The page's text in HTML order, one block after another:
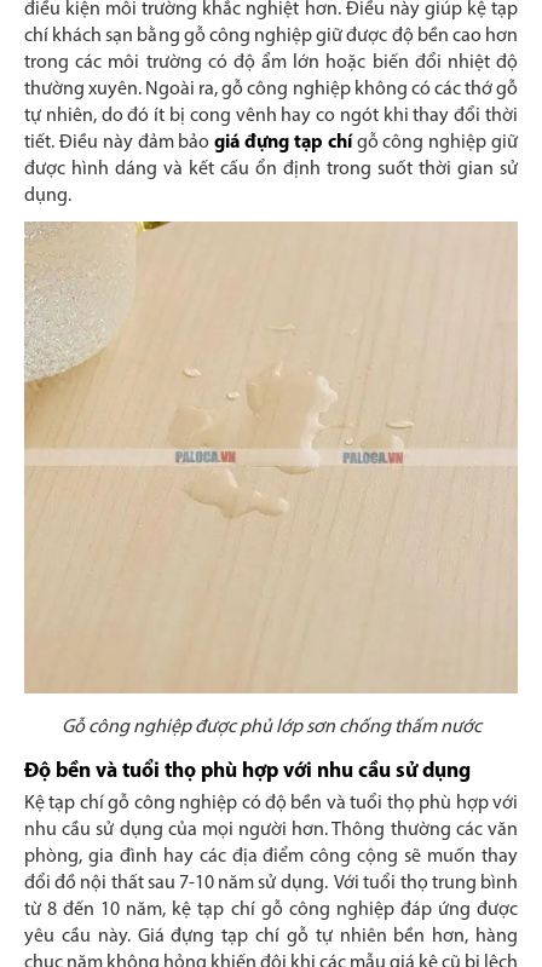
điều kiện môi trường khắc nghiệt hơn. Điều này giúp kệ tạp
chí khách sạn bằng gỗ công nghiệp giữ được độ bền cao hơn
trong các môi trường có độ ẩm lớn hoặc biến đổi nhiệt độ
thường xuyên. Ngoài ra, gỗ công nghiệp không có các thớ gỗ
tự nhiên, do đó ít bị cong vênh hay co ngót khi thay đổi thời
tiết. Điều này đảm bảogiá đựng tạp chígỗ công nghiệp giữ
được hình dáng và kết cấu ổn định trong suốt thời gian sử
dụng.
Gỗ công nghiệp được phủ lớp sơn chống thấm nước
Độ bền và tuổi thọ phù hợp với nhu cầu sử dụng
Kệ tạp chí gỗ công nghiệp có độ bền và tuổi thọ phù hợp với
nhu cầu sử dụng của mọi người hơn. Thông thường các văn
phòng, gia đình hay các địa điểm công cộng sẽ muốn thay
đổi đồ nội thất sau 7-10 năm sử dụng. Với tuổi thọ trung bình
từ 8 đến 10 năm, kệ tạp chí gỗ công nghiệp đáp ứng được
yêu cầu này. Giá đựng tạp chí gỗ tự nhiên bền hơn, hàng